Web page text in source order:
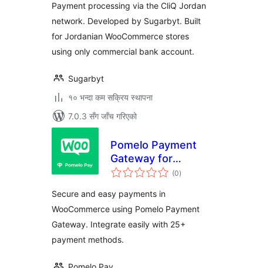
Payment processing via the CliQ Jordan
network. Developed by Sugarbyt. Built
for Jordanian WooCommerce stores
using only commercial bank account.
Sugarbyt
१० भन्दा कम सक्रिय स्थापना
7.0.3 सँग जाँच गरिएको
Pomelo Payment
Gateway for
WooCommerce
(0कुल
रेटिङ्गहरू
)
Secure and easy payments in
WooCommerce using Pomelo Payment
Gateway. Integrate easily with 25+
payment methods.